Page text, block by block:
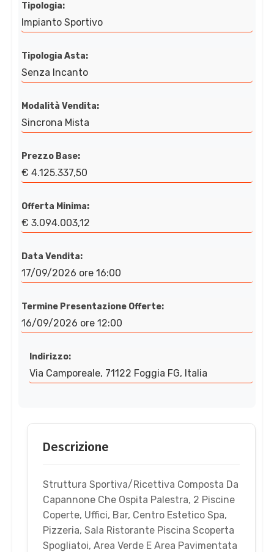
Tipologia:
Impianto Sportivo
Tipologia Asta:
Senza Incanto
Modalità Vendita:
Sincrona Mista
Prezzo Base:
€ 4.125.337,50
Offerta Minima:
€ 3.094.003,12
Data Vendita:
17/09/2026 ore 16:00
Termine Presentazione Offerte:
16/09/2026 ore 12:00
Indirizzo:
Via Camporeale, 71122 Foggia FG, Italia
Descrizione
Struttura Sportiva/Ricettiva Composta Da
Capannone Che Ospita Palestra, 2 Piscine
Coperte, Uffici, Bar, Centro Estetico Spa,
Pizzeria, Sala Ristorante Piscina Scoperta
Spogliatoi, Area Verde E Area Pavimentata